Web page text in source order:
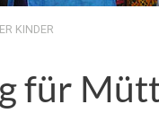
KINDER
für